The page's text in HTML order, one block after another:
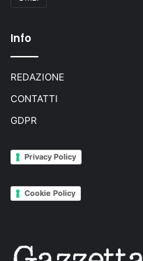
Info
REDAZIONE
CONTATTI
GDPR
Privacy Policy
Cookie Policy